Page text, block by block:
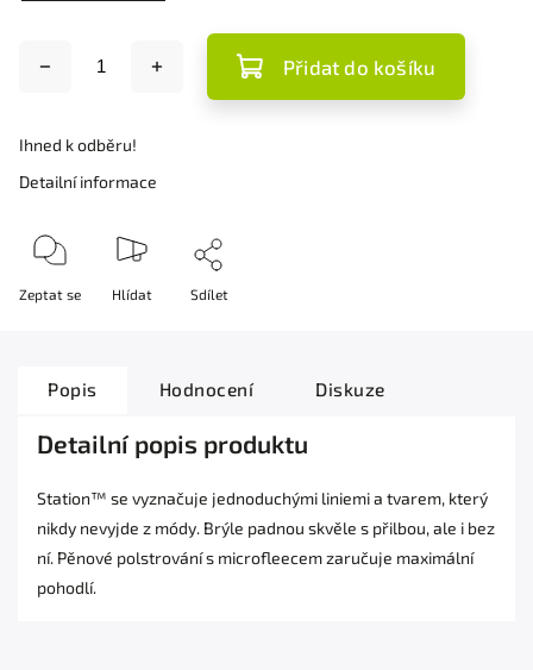
Přidat do košíku
Ihned k odběru!
Detailní informace
Zeptat se Hlídat Sdílet
Popis Hodnocení Diskuze
Detailní popis produktu
Station™ se vyznačuje jednoduchými liniemi a tvarem, který
nikdy nevyjde z módy. Brýle padnou skvěle s přilbou, ale i bez
ní. Pěnové polstrování s microfleecem zaručuje maximální
pohodlí.